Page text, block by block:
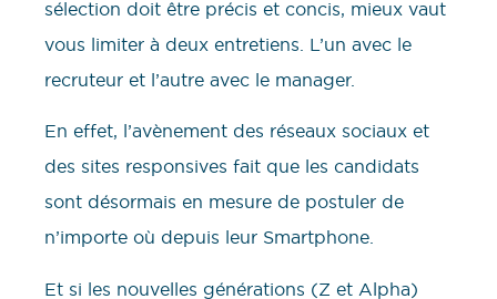
sélection doit être précis et concis, mieux vaut
vous limiter à deux entretiens. L’un avec le
recruteur et l’autre avec le manager.
En effet, l’avènement des réseaux sociaux et
des sites responsives fait que les candidats
sont désormais en mesure de postuler de
n’importe où depuis leur Smartphone.
Et si les nouvelles générations (Z et Alpha)